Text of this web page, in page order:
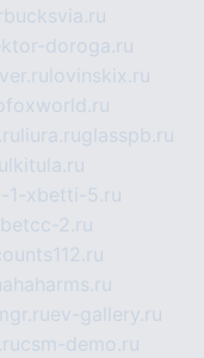
doroga.ru
lovinskix.ru
liura.ruglasspb.ru
1-xbetti-5.ru
2.ru
ev-gallery.ru
csm-demo.ru